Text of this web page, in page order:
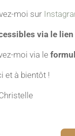
moi sur
via le
moi via le
et à bientôt !